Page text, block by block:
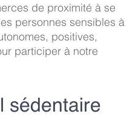
de proximité à se
personnes sensibles à
positives,
participer à notre
sédentaire